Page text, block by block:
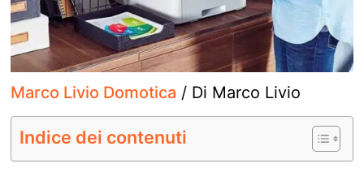
Marco Livio Domotica / Di Marco Livio
Indice dei contenuti